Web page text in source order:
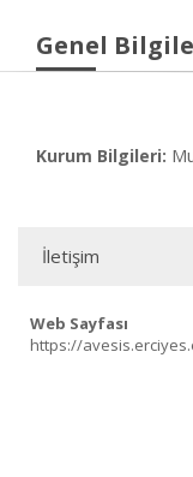
Genel
Kurum Bilgileri:
İletişim
Web Sayfası
https://